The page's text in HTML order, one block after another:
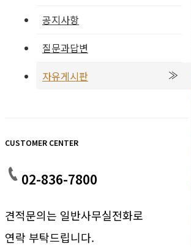
공지사항
질문과답변
자유게시판
CUSTOMER CENTER
02-836-7800
견적문의는 일반사무실전화로
연락 부탁드립니다.